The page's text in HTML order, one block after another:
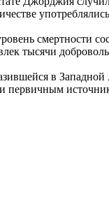
смертности
тысячи
в